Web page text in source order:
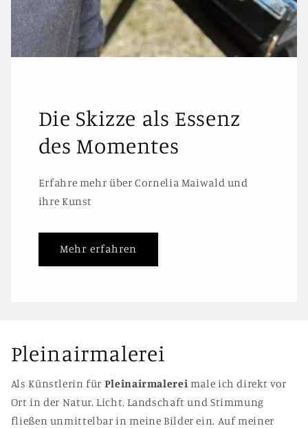
Die Skizze als Essenz
des Momentes
Erfahre mehr über Cornelia Maiwald und
ihre Kunst
Mehr erfahren
Pleinairmalerei
Als Künstlerin für Pleinairmalerei male ich direkt vor
Ort in der Natur. Licht, Landschaft und Stimmung
fließen unmittelbar in meine Bilder ein. Auf meiner